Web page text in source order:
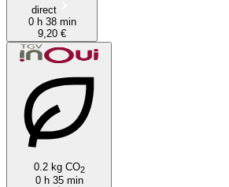
direct
0 h 38 min
9,20 €
0.2 kg CO2
0 h 35 min